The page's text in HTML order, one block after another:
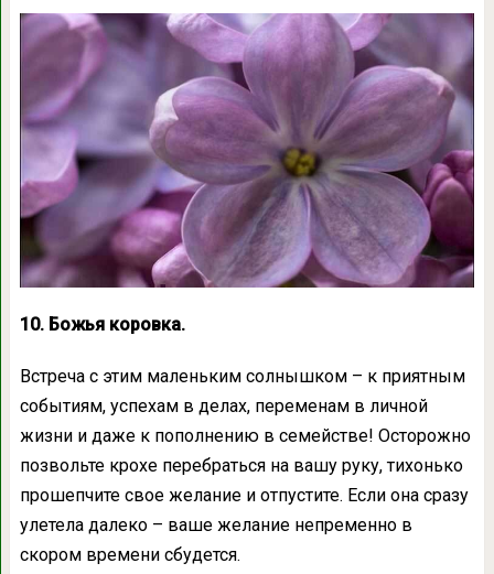
10. Божья коровка.
Встреча с этим маленьким солнышком – к приятным
событиям, успехам в делах, переменам в личной
жизни и даже к пополнению в семействе! Осторожно
позвольте крохе перебраться на вашу руку, тихонько
прошепчите свое желание и отпустите. Если она сразу
улетела далеко – ваше желание непременно в
скором времени сбудется.